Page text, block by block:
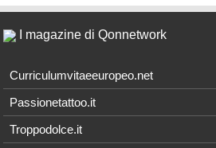
I magazine di Qonnetwork
Curriculumvitaeeuropeo.net
Passionetattoo.it
Troppodolce.it